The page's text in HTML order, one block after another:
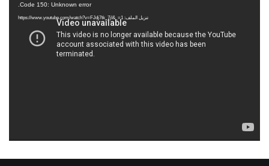
Code 150: Unknown error.
تنزيل الملف: https://www.youtube.com/watch?v=FJdj7tk_7jI&_=1